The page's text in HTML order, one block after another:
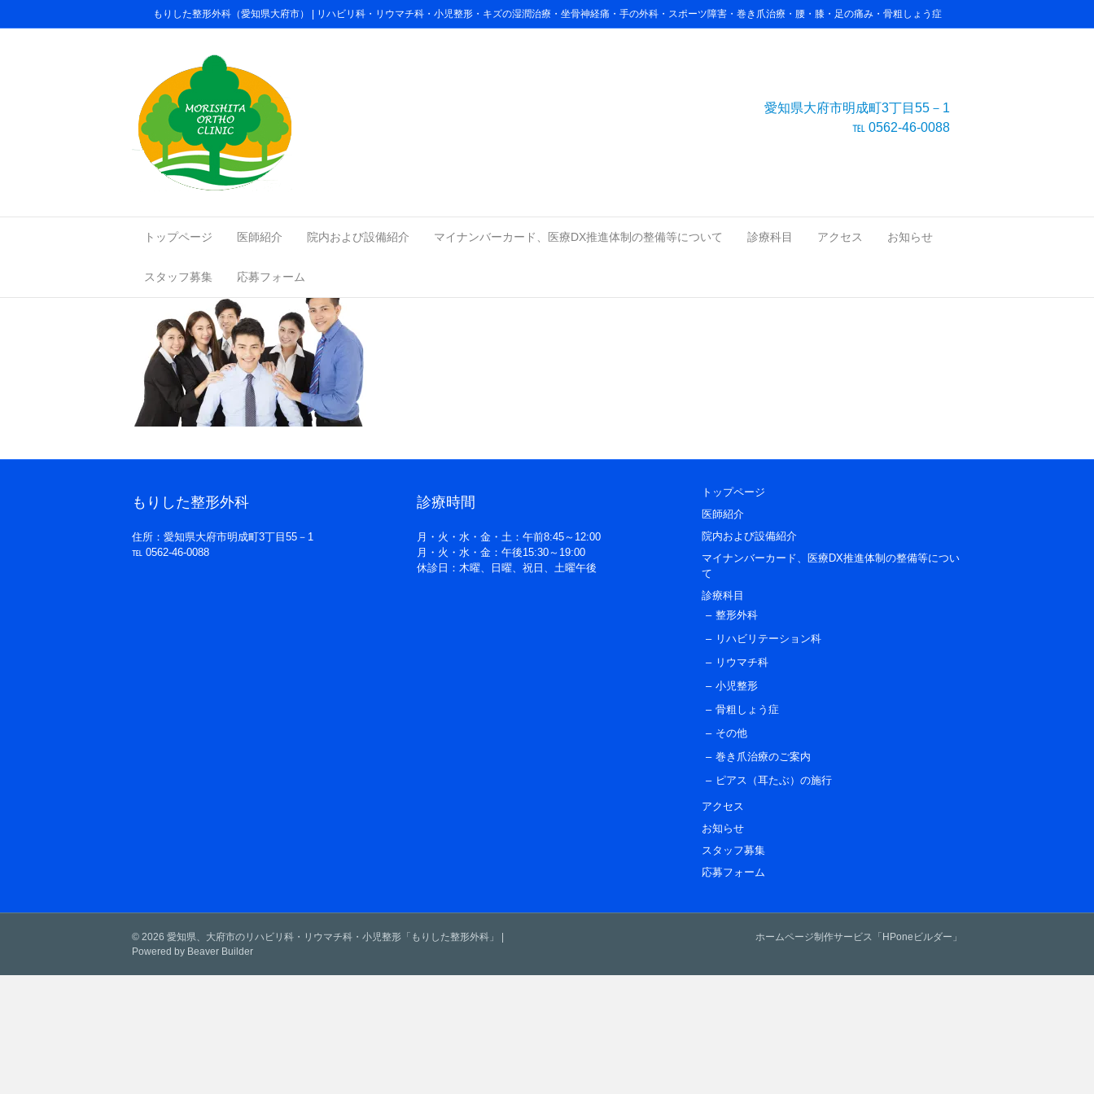
もりした整形外科（愛知県大府市） | リハビリ科・リウマチ科・小児整形・キズの湿潤治療・坐骨神経痛・手の外科・スポーツ障害・巻き爪治療・腰・膝・足の痛み・骨粗しょう症
愛知県大府市明成町3丁目55－1
℡ 0562-46-0088
トップページ 医師紹介 院内および設備紹介 マイナンバーカード、医療DX推進体制の整備等について 診療科目 アクセス お知らせ
スタッフ募集 応募フォーム
happy Young businessman with Business team
もりした整形外科
住所：愛知県大府市明成町3丁目55－1
℡ 0562-46-0088
診療時間
月・火・水・金・土：午前8:45～12:00
月・火・水・金：午後15:30～19:00
休診日：木曜、日曜、祝日、土曜午後
トップページ
医師紹介
院内および設備紹介
マイナンバーカード、医療DX推進体制の整備等につい
て
診療科目
整形外科
リハビリテーション科
リウマチ科
小児整形
骨粗しょう症
その他
巻き爪治療のご案内
ピアス（耳たぶ）の施行
アクセス
お知らせ
スタッフ募集
応募フォーム
© 2026 愛知県、大府市のリハビリ科・リウマチ科・小児整形「もりした整形外科」
Powered by Beaver Builder
ホームページ制作サービス「HPoneビルダー」